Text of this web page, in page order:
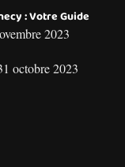
: Votre Guide
2023
octobre 2023